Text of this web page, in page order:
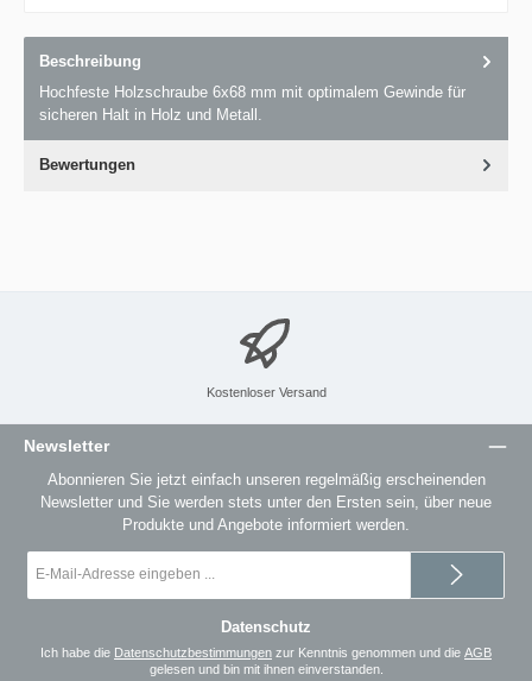
Beschreibung
Hochfeste Holzschraube 6x68 mm mit optimalem Gewinde für
sicheren Halt in Holz und Metall.
Bewertungen
Kostenloser Versand
Newsletter
Abonnieren Sie jetzt einfach unseren regelmäßig erscheinenden
Newsletter und Sie werden stets unter den Ersten sein, über neue
Produkte und Angebote informiert werden.
Mail-
Datenschutz
Ich habe die Datenschutzbestimmungen zur Kenntnis genommen und die AGB
gelesen und bin mit ihnen einverstanden.